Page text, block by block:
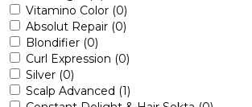
Vitamino Color (0)
Absolut Repair (0)
Blondifier (0)
Curl Expression (0)
Silver (0)
Scalp Advanced (1)